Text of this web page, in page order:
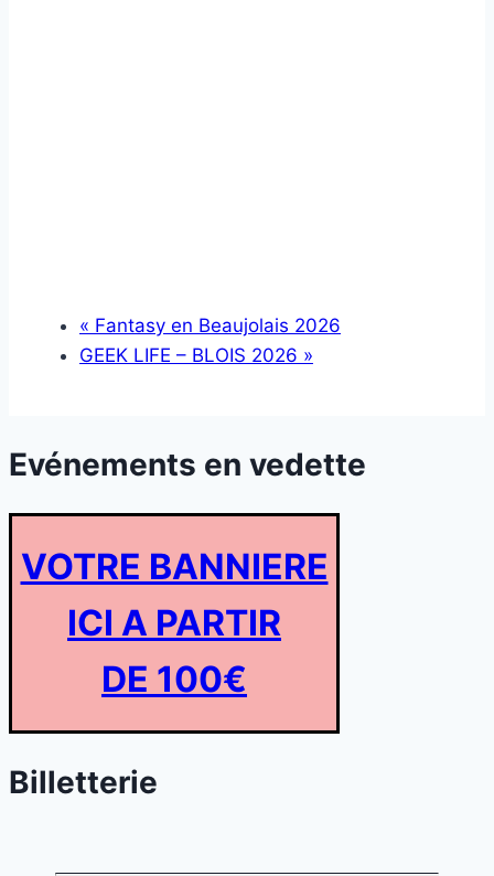
« Fantasy en Beaujolais 2026
GEEK LIFE – BLOIS 2026 »
Evénements en vedette
VOTRE BANNIERE
ICI A PARTIR
DE 100€
Billetterie